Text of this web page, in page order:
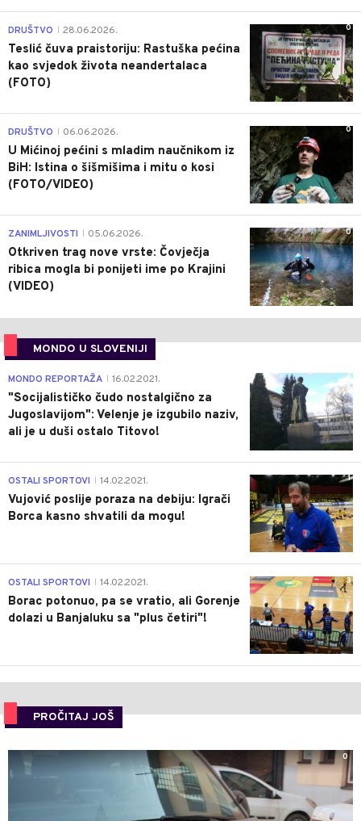
0
DRUŠTVO 28.06.2026.
Teslić čuva praistoriju: Rastuška pećina
kao svjedok života neandertalaca
(FOTO)
0
DRUŠTVO 06.06.2026.
U Mićinoj pećini s mladim naučnikom iz
BiH: Istina o šišmišima i mitu o kosi
(FOTO/VIDEO)
0
ZANIMLJIVOSTI 05.06.2026.
Otkriven trag nove vrste: Čovječja
ribica mogla bi ponijeti ime po Krajini
(VIDEO)
MONDO U SLOVENIJI
4
MONDO REPORTAŽA 16.02.2021.
"Socijalističko čudo nostalgično za
Jugoslavijom": Velenje je izgubilo naziv,
ali je u duši ostalo Titovo!
1
OSTALI SPORTOVI 14.02.2021.
Vujović poslije poraza na debiju: Igrači
Borca kasno shvatili da mogu!
3
OSTALI SPORTOVI 14.02.2021.
Borac potonuo, pa se vratio, ali Gorenje
dolazi u Banjaluku sa "plus četiri"!
PROČITAJ JOŠ
0